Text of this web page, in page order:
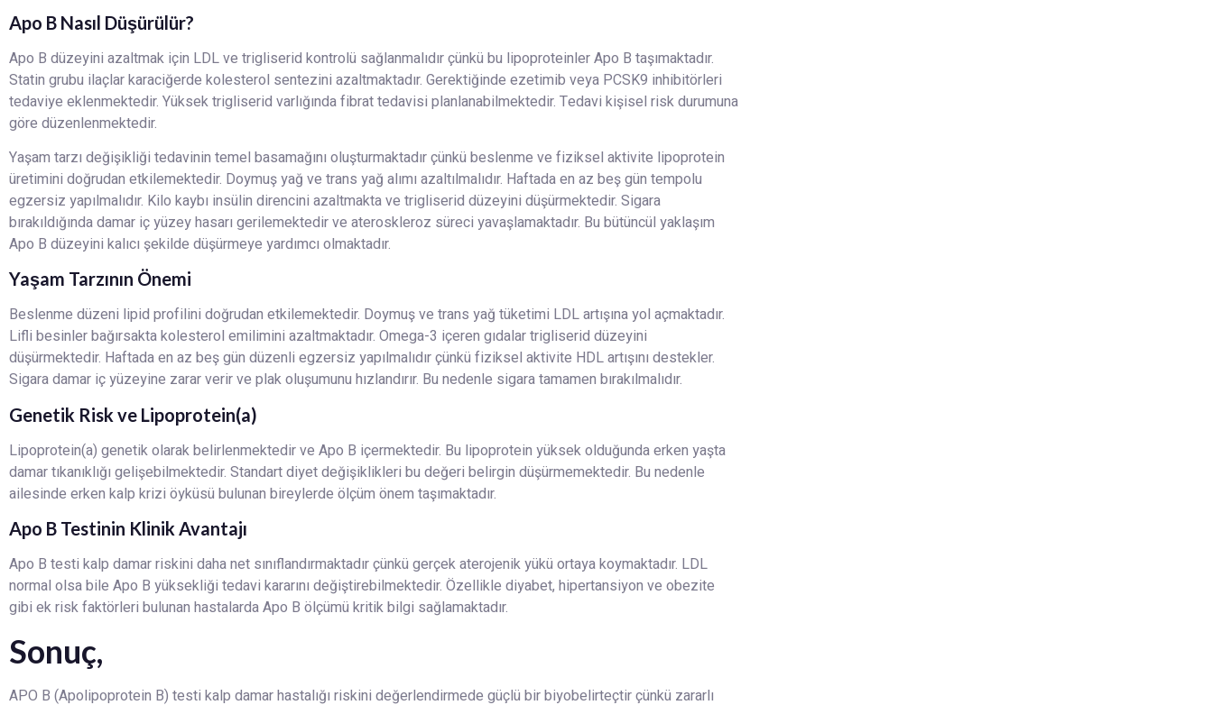
Apo B Nasıl Düşürülür?
Apo B düzeyini azaltmak için LDL ve trigliserid kontrolü sağlanmalıdır çünkü bu lipoproteinler Apo B taşımaktadır.
Statin grubu ilaçlar karaciğerde kolesterol sentezini azaltmaktadır. Gerektiğinde ezetimib veya PCSK9 inhibitörleri
tedaviye eklenmektedir. Yüksek trigliserid varlığında fibrat tedavisi planlanabilmektedir. Tedavi kişisel risk durumuna
göre düzenlenmektedir.
Yaşam tarzı değişikliği tedavinin temel basamağını oluşturmaktadır çünkü beslenme ve fiziksel aktivite lipoprotein
üretimini doğrudan etkilemektedir. Doymuş yağ ve trans yağ alımı azaltılmalıdır. Haftada en az beş gün tempolu
egzersiz yapılmalıdır. Kilo kaybı insülin direncini azaltmakta ve trigliserid düzeyini düşürmektedir. Sigara
bırakıldığında damar iç yüzey hasarı gerilemektedir ve ateroskleroz süreci yavaşlamaktadır. Bu bütüncül yaklaşım
Apo B düzeyini kalıcı şekilde düşürmeye yardımcı olmaktadır.
Yaşam Tarzının Önemi
Beslenme düzeni lipid profilini doğrudan etkilemektedir. Doymuş ve trans yağ tüketimi LDL artışına yol açmaktadır.
Lifli besinler bağırsakta kolesterol emilimini azaltmaktadır. Omega-3 içeren gıdalar trigliserid düzeyini
düşürmektedir. Haftada en az beş gün düzenli egzersiz yapılmalıdır çünkü fiziksel aktivite HDL artışını destekler.
Sigara damar iç yüzeyine zarar verir ve plak oluşumunu hızlandırır. Bu nedenle sigara tamamen bırakılmalıdır.
Genetik Risk ve Lipoprotein(a)
Lipoprotein(a) genetik olarak belirlenmektedir ve Apo B içermektedir. Bu lipoprotein yüksek olduğunda erken yaşta
damar tıkanıklığı gelişebilmektedir. Standart diyet değişiklikleri bu değeri belirgin düşürmemektedir. Bu nedenle
ailesinde erken kalp krizi öyküsü bulunan bireylerde ölçüm önem taşımaktadır.
Apo B Testinin Klinik Avantajı
Apo B testi kalp damar riskini daha net sınıflandırmaktadır çünkü gerçek aterojenik yükü ortaya koymaktadır. LDL
normal olsa bile Apo B yüksekliği tedavi kararını değiştirebilmektedir. Özellikle diyabet, hipertansiyon ve obezite
gibi ek risk faktörleri bulunan hastalarda Apo B ölçümü kritik bilgi sağlamaktadır.
Sonuç,
APO B (Apolipoprotein B) testi kalp damar hastalığı riskini değerlendirmede güçlü bir biyobelirteçtir çünkü zararlı